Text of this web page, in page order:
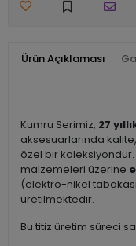
Ürün Açıklaması
Kumru Serimiz, 27
aksesuarlarında kalite,
özel bir
malzemeleri üzerine
(elektro-nikel
üretilmektedir.
Bu titiz üretim süreci